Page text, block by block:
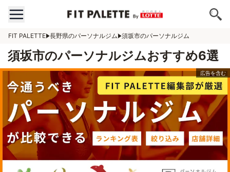
FIT PALETTE 長野県のパーソナルジム 須坂市のパーソナルジム
須坂市のパーソナルジムおすすめ6選